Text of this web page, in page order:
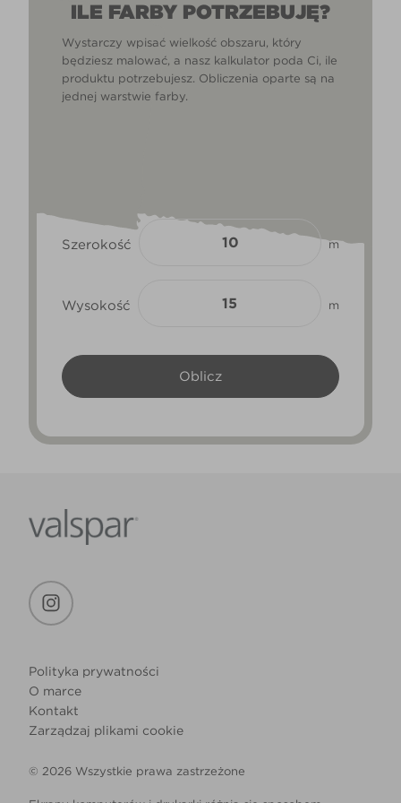
ILE FARBY POTRZEBUJĘ?
Wystarczy wpisać wielkość obszaru, który
będziesz malować, a nasz kalkulator poda Ci, ile
produktu potrzebujesz. Obliczenia oparte są na
jednej warstwie farby.
Szerokość m
Wysokość m
Polityka prywatności
O marce
Kontakt
Zarządzaj plikami cookie
© 2026 Wszystkie prawa zastrzeżone